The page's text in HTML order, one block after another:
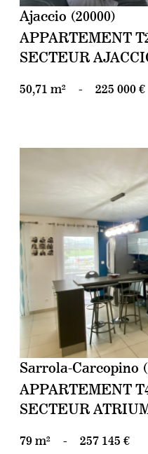
Ajaccio (20000)
APPARTEMENT
SECTEUR
50,71 m² - 225 000 €
Sarrola-Carcopino
APPARTEMENT
SECTEUR
79 m² - 257 145 €